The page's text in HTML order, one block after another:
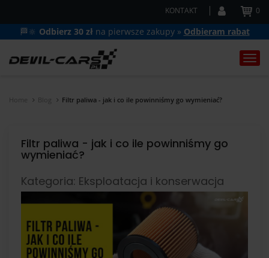
KONTAKT 0
🏁🔆 Odbierz 30 zł na pierwsze zakupy » Odbieram rabat
Home Blog Filtr paliwa - jak i co ile powinniśmy go wymieniać?
Filtr paliwa - jak i co ile powinniśmy go
wymieniać?
Kategoria: Eksploatacja i konserwacja